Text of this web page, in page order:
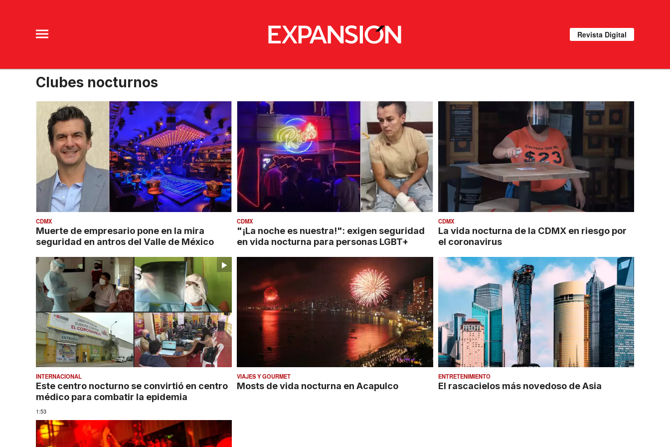
Revista Digital
Clubes nocturnos
CDMX
Muerte de empresario pone en la mira
seguridad en antros del Valle de México
CDMX
"¡La noche es nuestra!": exigen seguridad
en vida nocturna para personas LGBT+
CDMX
La vida nocturna de la CDMX en riesgo por
el coronavirus
INTERNACIONAL
Este centro nocturno se convirtió en centro
médico para combatir la epidemia
1:53
VIAJES Y GOURMET
Mosts de vida nocturna en Acapulco
ENTRETENIMIENTO
El rascacielos más novedoso de Asia